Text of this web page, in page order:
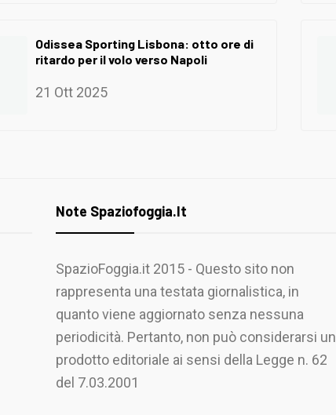
Odissea Sporting Lisbona: otto ore di
ritardo per il volo verso Napoli
21 Ott 2025
Note Spaziofoggia.it
SpazioFoggia.it 2015 - Questo sito non
rappresenta una testata giornalistica, in
quanto viene aggiornato senza nessuna
periodicità. Pertanto, non può considerarsi un
prodotto editoriale ai sensi della Legge n. 62
del 7.03.2001